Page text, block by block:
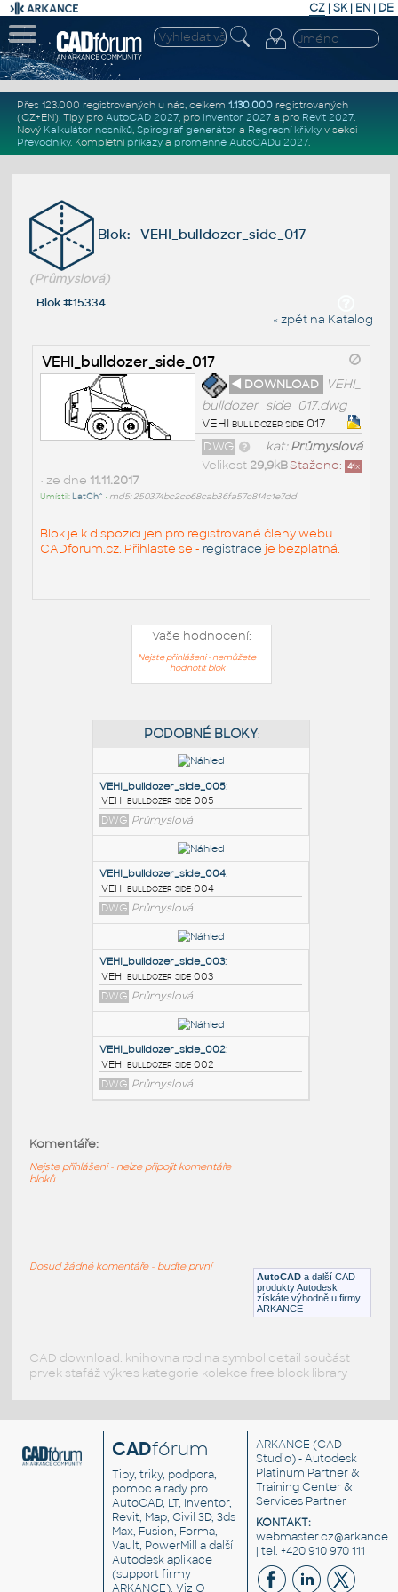
CZ | SK| EN | DE
Přes 123.000 registrovaných u nás, celkem 1.130.000registrovaných
(CZ+EN). Tipy pro AutoCAD 2027, pro Inventor 2027a pro Revit 2027.
Nový Kalkulátor nosníků, Spirograf generátor a Regresní křivkyv sekci
Převodníky. Kompletní příkazya proměnné AutoCADu 2027.
Blok: VEHI_bulldozer_side_017
(Průmyslová)
Blok #15334
« zpět na Katalog
VEHI_bulldozer_side_017
◄ DOWNLOAD
VEHI_
bulldozer_side_017.dwg
VEHI bulldozer side 017
kat:Průmyslová
DWG
Staženo: 41x
Velikost 29,9kB
• ze dne 11.11.2017
Umístil: LatCh^ • md5: 250374bc2cb68cab36fa57c814c1e7dd
Blok je k dispozici jen pro registrované členy webu
CADforum.cz. Přihlaste se - registrace je bezplatná.
Vaše hodnocení:
Nejste přihlášeni - nemůžete
hodnotit blok
PODOBNÉ BLOKY:
VEHI_bulldozer_side_005:
VEHI bulldozer side 005
DWG Průmyslová
VEHI_bulldozer_side_004
VEHI bulldozer side 004
DWG Průmyslová
DWG Průmyslová
DWG
Průmyslová AutoCAD a další CAD
produkty Autodesk
získáte výhodně u firmy
ARKANCE
Komentáře:
Nejste přihlášeni - nelze připojit komentáře
bloků
Dosud žádné komentáře - buďte první
CAD download: knihovna rodina symbol detail součást
prvek stafáž výkres kategorie kolekce free block library
CADfórum
Tipy, triky, podpora,
pomoc a rady pro
AutoCAD, LT, Inventor,
Revit, Map, Civil 3D, 3ds
Max, Fusion, Forma,
Vault, PowerMill a další
Autodesk aplikace
(support firmy
ARKANCE). VizO
ARKANCE (CAD
Studio) - Autodesk
Platinum Partner &
Training Center &
Services Partner
KONTAKT:
| tel. +420 910 970 111